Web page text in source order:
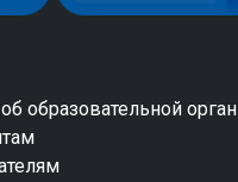
образовательной